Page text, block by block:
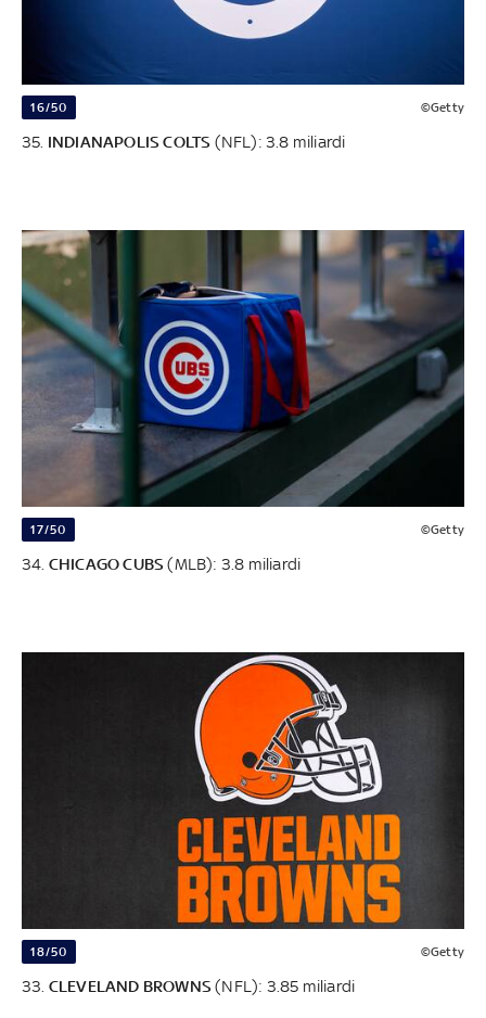
16/50 ©Getty
35. INDIANAPOLIS COLTS (NFL): 3.8 miliardi
17/50 ©Getty
34. CHICAGO CUBS(MLB): 3.8 miliardi
18/50 ©Getty
33. CLEVELAND BROWNS(NFL): 3.85 miliardi